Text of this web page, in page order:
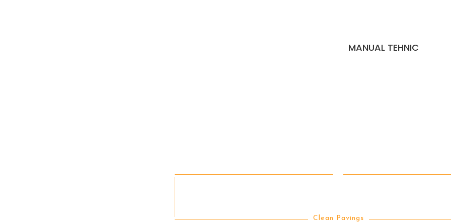
MANUAL TEHNIC
Clean Pavings